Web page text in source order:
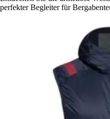
perfekter Begleiter für